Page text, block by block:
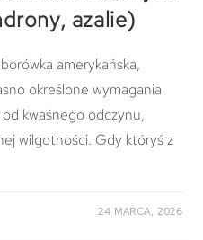
azalie)
amerykańska,
określone wymagania
kwaśnego odczynu,
wilgotności. Gdy któryś z
24 MARCA, 2026